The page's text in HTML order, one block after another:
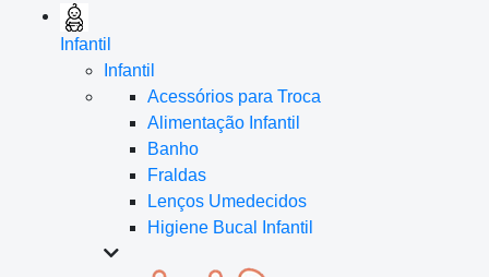
Infantil
Infantil
Acessórios para Troca
Alimentação Infantil
Banho
Fraldas
Lenços Umedecidos
Higiene Bucal Infantil